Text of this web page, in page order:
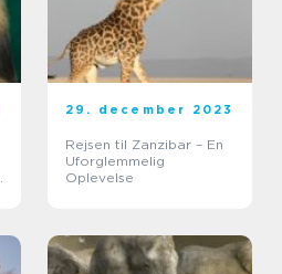
29. december 2023
Rejsen til Zanzibar – En
Uforglemmelig
Oplevelse